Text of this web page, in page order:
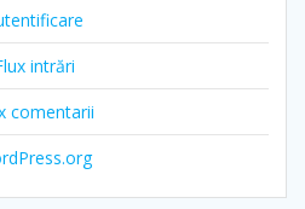
intrări
comentarii